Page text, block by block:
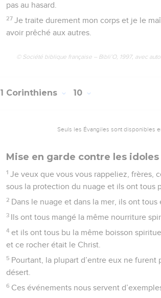
pas au hasard.
27 Je traite durement mon corps et je le
avoir prêché aux autres.
© Société biblique française – Bibli’O, 1997, avec
1 Corinthiens 10
Seuls les Évangiles sont disponibles
Mise en garde contre les idoles
1 Je veux que vous vous rappeliez, frères,
sous la protection du nuage et ils ont tous
2 Dans le nuage et dans la mer, ils ont
3 Ils ont tous mangé la même nourriture
4 et ils ont tous bu la même boisson
et ce rocher était le Christ.
5 Pourtant, la plupart d’entre eux ne furent
désert.
6 Ces événements nous servent